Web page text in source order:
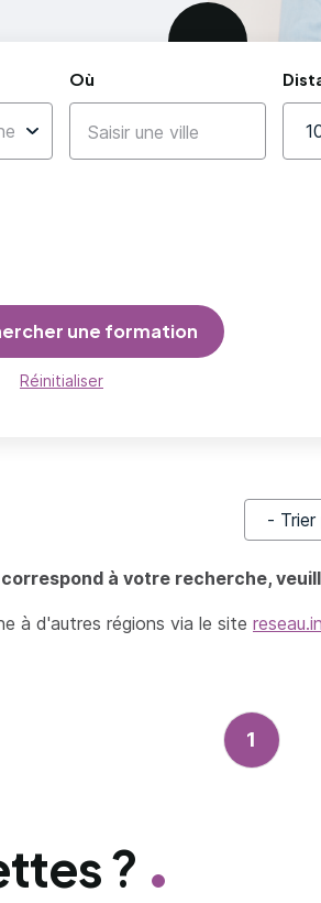
Où
une formation
Réinitialiser
Trier par
à votre recherche,
à d'autres régions via le site
1
?